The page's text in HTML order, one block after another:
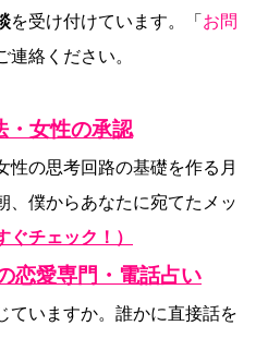
を受け付けています。「 お問
連絡ください。
・女性の承認
性の思考回路の基礎を作る月
、僕からあなたに宛てたメッ
ぐチェック！）
恋愛専門・電話占い
ていますか。誰かに直接話を